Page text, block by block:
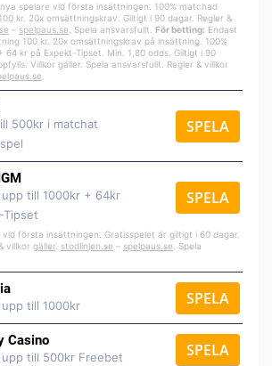
spelare vid första insättningen. 100% matchad
kr. 20x omsättningskrav. Giltigt i 90 dagar. Regler &
– spelpaus.se . Spela ansvarsfullt. För betting: Endast
100 kr. 20x omsättningskrav på insättning. 100%
64 kr på Expekt-Tipset. Min. 1,80 odds. Giltigt i 90
Villkor gäller. Spela ansvarsfullt. Regler & villkor
500kr i matchat
SPELA
upp till 1000kr + 64kr
Tipset
SPELA
vid första insättningen. Gratisspelet är giltigt i 60 dagar.
villkor gäller stodlinjen.se – spelpaus.se . Spela
upp till 1000kr SPELA
Casino
upp till 500kr Freebet SPELA